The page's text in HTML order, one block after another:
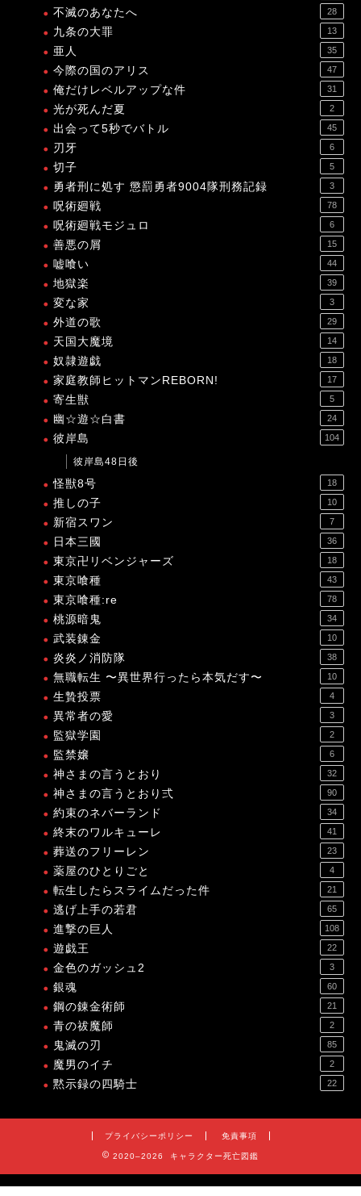
不滅のあなたへ 28
九条の大罪 13
亜人 35
今際の国のアリス 47
俺だけレベルアップな件 31
光が死んだ夏 2
出会って5秒でバトル 45
刃牙 6
切子 5
勇者刑に処す 懲罰勇者9004隊刑務記録 3
呪術廻戦 78
呪術廻戦モジュロ 6
善悪の屑 15
嘘喰い 44
地獄楽 39
変な家 3
外道の歌 29
天国大魔境 14
奴隷遊戯 18
家庭教師ヒットマンREBORN! 17
寄生獣 5
幽☆遊☆白書 24
彼岸島 104
彼岸島48日後
怪獣8号 18
推しの子 10
新宿スワン 7
日本三國 36
東京卍リベンジャーズ 18
東京喰種 43
東京喰種:re 78
桃源暗鬼 34
武装錬金 10
炎炎ノ消防隊 38
無職転生 〜異世界行ったら本気だす〜 10
生贄投票 4
異常者の愛 3
監獄学園 2
監禁嬢 6
神さまの言うとおり 32
神さまの言うとおり弍 90
約束のネバーランド 34
終末のワルキューレ 41
葬送のフリーレン 23
薬屋のひとりごと 4
転生したらスライムだった件 21
逃げ上手の若君 65
進撃の巨人 108
遊戯王 22
金色のガッシュ2 3
銀魂 60
鋼の錬金術師 21
青の祓魔師 2
鬼滅の刃 85
魔男のイチ 2
黙示録の四騎士 22
プライバシーポリシー 免責事項
2020–2026 キャラクター死亡図鑑